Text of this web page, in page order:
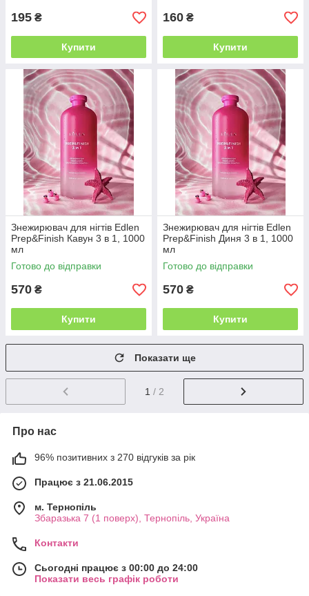
195 ₴
Купити
160 ₴
Купити
Знежирювач для нігтів Edlen
Prep&Finish Кавун 3 в 1, 1000
мл
Готово до відправки
570 ₴
Купити
Знежирювач для нігтів Edlen
Prep&Finish Диня 3 в 1, 1000
мл
Готово до відправки
570 ₴
Купити
Показати ще
1 / 2
Про нас
96% позитивних з 270 відгуків за рік
Працює з 21.06.2015
м. Тернопіль
Збаразька 7 (1 поверх), Тернопіль, Україна
Контакти
Сьогодні працює з 00:00 до 24:00
Показати весь графік роботи